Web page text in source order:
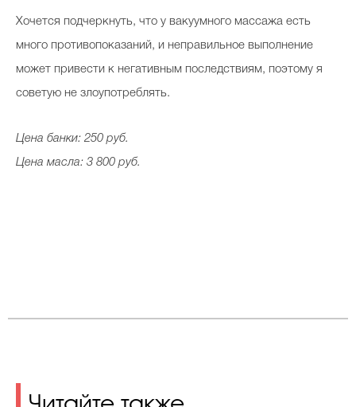
Хочется подчеркнуть, что у вакуумного массажа есть
много противопоказаний, и неправильное выполнение
может привести к негативным последствиям, поэтому я
советую не злоупотреблять.
Цена банки: 250 руб.
Цена масла: 3 800 руб.